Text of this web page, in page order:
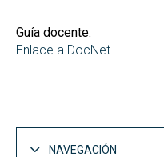
Guía docente:
Enlace a DocNet
NAVEGACIÓN